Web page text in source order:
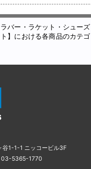
バー・ラケット・シュー
】における各商品のカテ
1-1-1 ニッコービル3F
5365-1770